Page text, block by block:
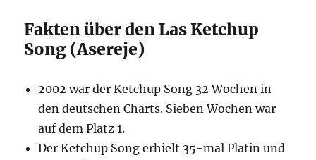
Fakten über den Las Ketchup
Song (Asereje)
2002 war der Ketchup Song 32 Wochen in
den deutschen Charts. Sieben Wochen war
auf dem Platz 1.
Der Ketchup Song erhielt 35-mal Platin und